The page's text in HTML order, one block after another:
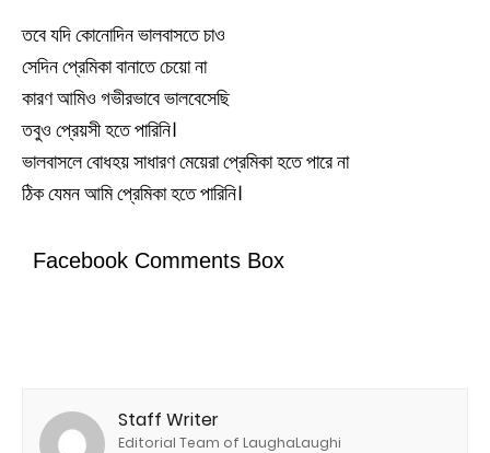
তবে যদি কোনোদিন ভালবাসতে চাও
সেদিন প্রেমিকা বানাতে চেয়ো না
কারণ আমিও গভীরভাবে ভালবেসেছি
তবুও প্রেয়সী হতে পারিনি।
ভালবাসলে বোধহয় সাধারণ মেয়েরা প্রেমিকা হতে পারে না
ঠিক যেমন আমি প্রেমিকা হতে পারিনি।
Facebook Comments Box
Staff Writer
Editorial Team of LaughaLaughi